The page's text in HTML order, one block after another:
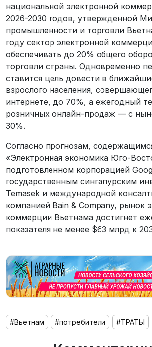
национальной электронной
2026-2030 годов, утвержденной
промышленности и торговли
году сектор электронной
обеспечивать до 20% общего
торговли страны. Одновременно
ставится цель довести в
взрослого населения,
интернете, до 70%, а ежегодный
розничных онлайн-продаж — с
30%.
Согласно прогнозам,
«Электронная экономика Юго-
подготовленном корпорацией
государственным сингапурским
Temasek и международной
компанией Bain & Company, рынок
коммерции Вьетнама достигнет
показателя не менее $63 млрд к
#Вьетнам #потребители #ТРАТЫ